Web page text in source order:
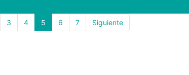
3 4 5 6 7 Siguiente